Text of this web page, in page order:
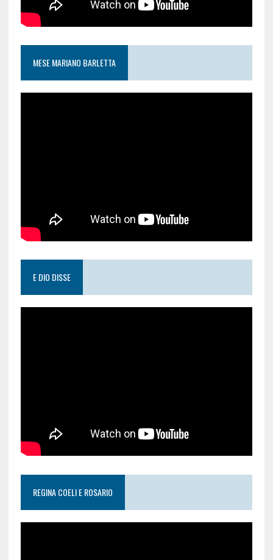
MESE MARIANO BARLETTA
E DIO DISSE
REGINA COELI E ROSARIO